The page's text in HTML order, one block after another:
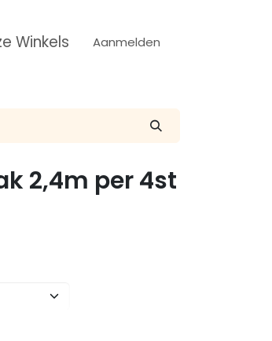
Winkels Aanmelden
2,4m per 4st